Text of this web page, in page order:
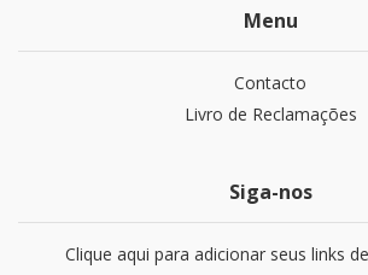
Menu
Contacto
Livro de Reclamações
Siga-nos
Clique aqui para adicionar seus links